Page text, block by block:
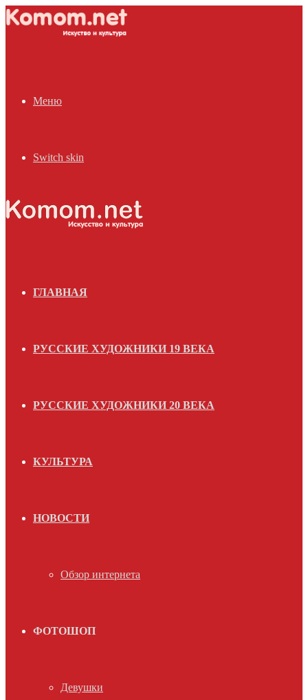
Меню
Switch skin
ГЛАВНАЯ
РУССКИЕ ХУДОЖНИКИ 19 ВЕКА
РУССКИЕ ХУДОЖНИКИ 20 ВЕКА
КУЛЬТУРА
НОВОСТИ
Обзор интернета
ФОТОШОП
Девушки